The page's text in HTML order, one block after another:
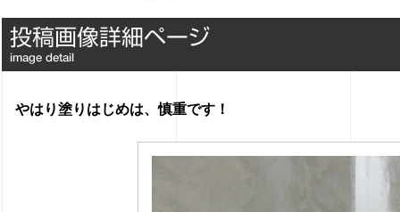
やはり塗りはじめは、慎重です！